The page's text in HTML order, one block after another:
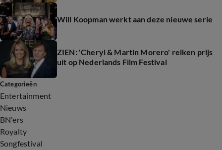
Will Koopman werkt aan deze nieuwe serie
ZIEN: 'Cheryl & Martin Morero' reiken prijs
uit op Nederlands Film Festival
Categorieën
Entertainment
Nieuws
BN'ers
Royalty
Songfestival